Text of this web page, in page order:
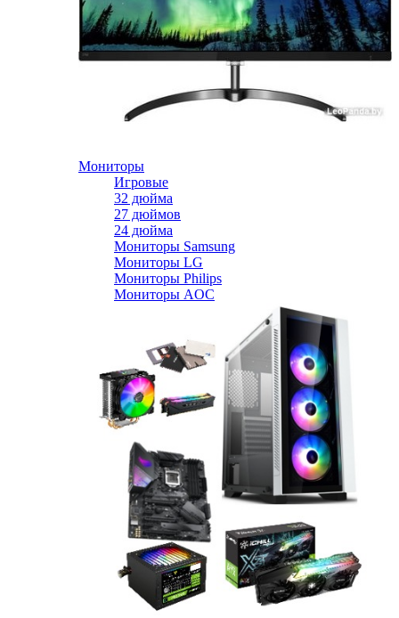
Мониторы
Игровые
32 дюйма
27 дюймов
24 дюйма
Мониторы Samsung
Мониторы LG
Мониторы Philips
Мониторы AOC